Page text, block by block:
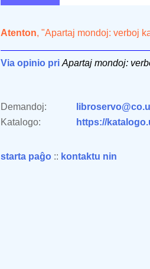
Atenton, "Apartaj mondoj: verboj
Via opinio pri Apartaj mondoj:
Demandoj:
Katalogo:
https://
starta paĝo :: kontaktu nin